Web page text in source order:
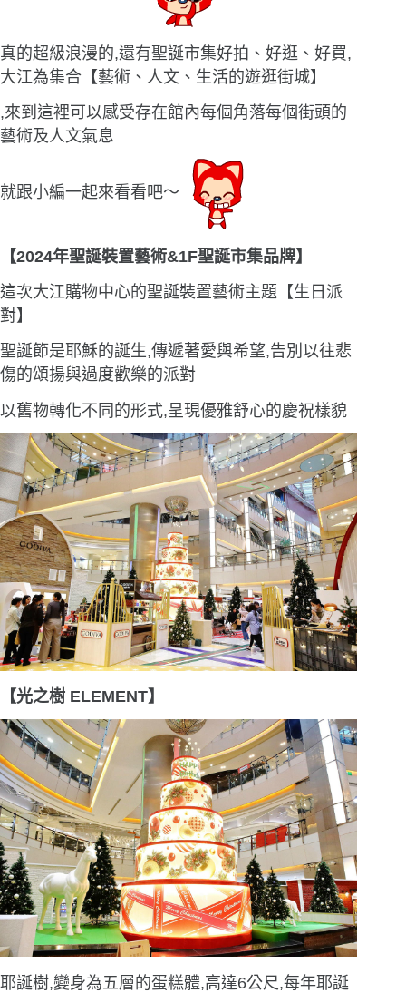
真的超級浪漫的,還有聖誕市集好拍、好逛、好買,
大江為集合【藝術、人文、生活的遊逛街城】
,來到這裡可以感受存在館內每個角落每個街頭的
藝術及人文氣息
就跟小編一起來看看吧〜
【2024年聖誕裝置藝術&1F聖誕市集品牌】
這次大江購物中心的聖誕裝置藝術主題【生日派
對】
聖誕節是耶穌的誕生,傳遞著愛與希望,告別以往悲
傷的頌揚與過度歡樂的派對
以舊物轉化不同的形式,呈現優雅舒心的慶祝樣貌
【光之樹 ELEMENT】
耶誕樹,變身為五層的蛋糕體,高達6公尺,每年耶誕